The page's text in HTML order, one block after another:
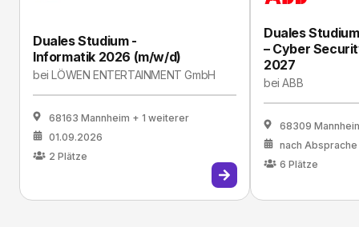
Duales Studium -
Informatik 2026 (m/w/d)
beiLÖWEN ENTERTAINMENT GmbH
68163 Mannheim + 1 weiterer
01.09.2026
2 Plätze
Duales
– Cyber
2027
beiABB
68309
nach Absprache
6 Plätze